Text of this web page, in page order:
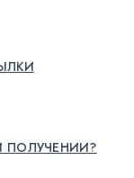
ПОЛУЧЕНИИ?